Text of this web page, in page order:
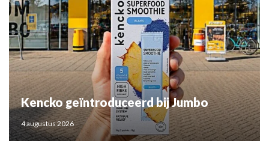
Kencko geïntroduceerd bij Jumbo
4 augustus 2026